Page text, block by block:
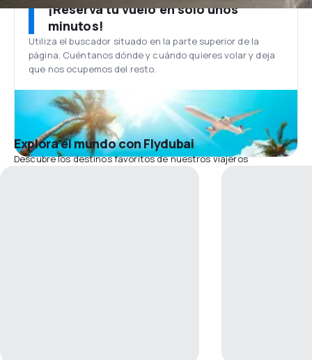
¡Reserva tu vuelo en solo unos
minutos!
Utiliza el buscador situado en la parte superior de la
página. Cuéntanos dónde y cuándo quieres volar y deja
que nos ocupemos del resto.
Explora el mundo con Flydubai
Descubre los destinos favoritos de nuestros viajeros